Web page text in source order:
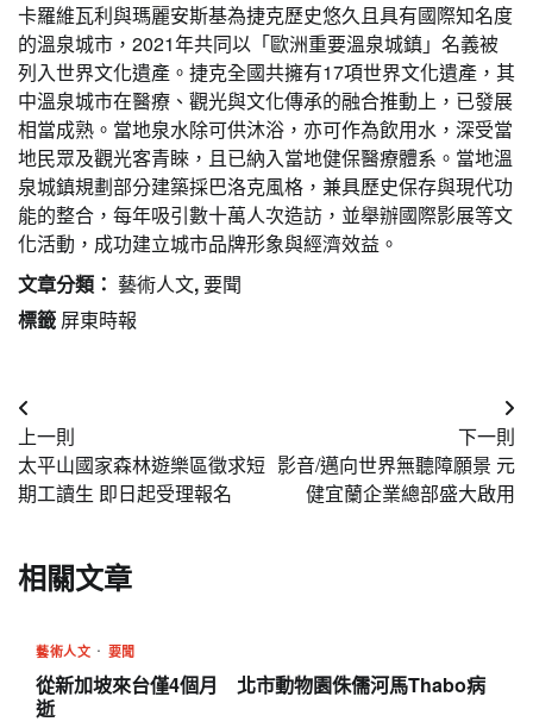
卡羅維瓦利與瑪麗安斯基為捷克歷史悠久且具有國際知名度
的溫泉城市，2021年共同以「歐洲重要溫泉城鎮」名義被
列入世界文化遺產。捷克全國共擁有17項世界文化遺產，其
中溫泉城市在醫療、觀光與文化傳承的融合推動上，已發展
相當成熟。當地泉水除可供沐浴，亦可作為飲用水，深受當
地民眾及觀光客青睞，且已納入當地健保醫療體系。當地溫
泉城鎮規劃部分建築採巴洛克風格，兼具歷史保存與現代功
能的整合，每年吸引數十萬人次造訪，並舉辦國際影展等文
化活動，成功建立城市品牌形象與經濟效益。
文章分類： 藝術人文,要聞
標籤 屏東時報
文
章
導
上一則
太平山國家森林遊樂區徵求短
期工讀生 即日起受理報名
下一則
影音/邁向世界無聽障願景 元
健宜蘭企業總部盛大啟用
相關文章
藝術人文 要聞
從新加坡來台僅4個月 北市動物園侏儒河馬Thabo病
逝